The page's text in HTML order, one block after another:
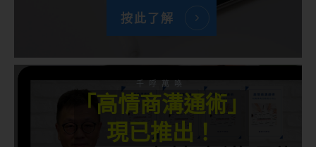
按此了解
千呼萬喚
「高情商溝通術」
現已推出！